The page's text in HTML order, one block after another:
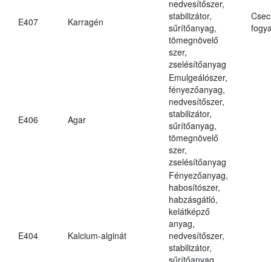
E407 Karragén
nedvesítőszer,
stabilizátor,
sűrítőanyag,
tömegnövelő
szer,
zselésítőanyag
E406 Agar
Emulgeálószer,
fényezőanyag,
nedvesítőszer,
stabilizátor,
sűrítőanyag,
tömegnövelő
szer,
zselésítőanyag
E404 Kalcium-alginát
Fényezőanyag,
habosítószer,
habzásgátló,
kelátképző
anyag,
nedvesítőszer,
stabilizátor,
sűrítőanyag,